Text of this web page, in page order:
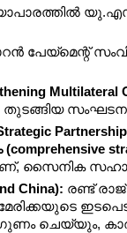
പടിഞ്ഞാറൻ
Multilateral
തുടങ്ങിയ
സൈനിക
China): രണ്ട്
ഗുണം ചെയ്യും,